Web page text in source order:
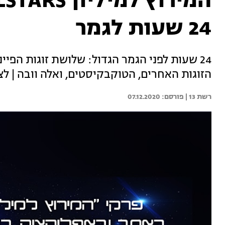
24 שעות לגמר
24 שעות לפני הגמר הגדול: שלושת זוגות
הזוגות האחרים, הטוקבקיסטים, ואלה וובה |
רשת 13 | 07.12.2020